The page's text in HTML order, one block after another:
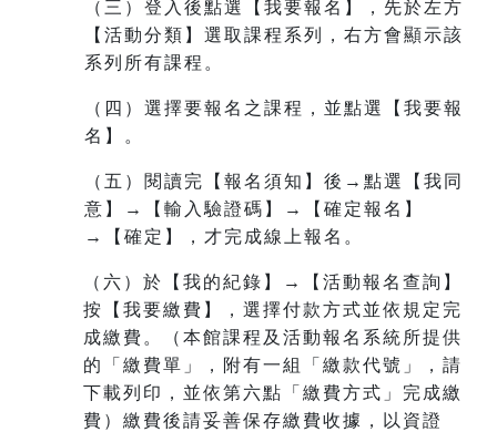
（三）登入後點選【我要報名】，先於左方
【活動分類】選取課程系列，右方會顯示該
系列所有課程。
（四）選擇要報名之課程，並點選【我要報
名】。
（五）閱讀完【報名須知】後→點選【我同
意】→【輸入驗證碼】→【確定報名】
→【確定】，才完成線上報名。
（六）於【我的紀錄】→【活動報名查詢】
按【我要繳費】，選擇付款方式並依規定完
成繳費。（本館課程及活動報名系統所提供
的「繳費單」，附有一組
「繳款代號」，請
下載列印，並依第六點「繳費方式」完成繳
費）繳費後請妥善保存繳費收據，以資證